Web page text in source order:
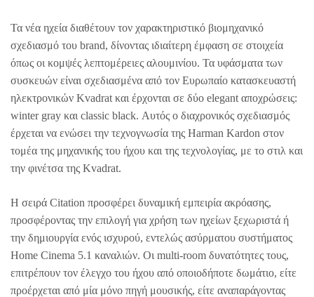
Τα νέα ηχεία διαθέτουν τον χαρακτηριστικό βιομηχανικό
σχεδιασμό του brand, δίνοντας ιδιαίτερη έμφαση σε στοιχεία
όπως οι κομψές λεπτομέρειες αλουμινίου. Τα υφάσματα των
συσκευών είναι σχεδιασμένα από τον Ευρωπαίο κατασκευαστή
ηλεκτρονικών Kvadrat και έρχονται σε δύο elegant αποχρώσεις:
winter gray και classic black. Αυτός ο διαχρονικός σχεδιασμός
έρχεται να ενώσει την τεχνογνωσία της Harman Kardon στον
τομέα της μηχανικής του ήχου και της τεχνολογίας, με το στιλ και
την φινέτσα της Kvadrat.
Η σειρά Citation προσφέρει δυναμική εμπειρία ακρόασης,
προσφέροντας την επιλογή για χρήση των ηχείων ξεχωριστά ή
την δημιουργία ενός ισχυρού, εντελώς ασύρματου συστήματος
Home Cinema 5.1 καναλιών. Οι multi-room δυνατότητες τους,
επιτρέπουν τον έλεγχο του ήχου από οποιοδήποτε δωμάτιο, είτε
προέρχεται από μία μόνο πηγή μουσικής, είτε αναπαράγοντας